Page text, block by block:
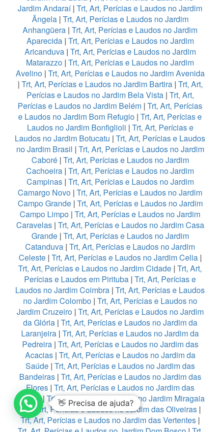
Jardim Andaraí| Trt, Art, Perícias e Laudos no Jardim
Ângela| Trt, Art, Perícias e Laudos no Jardim
Anhangüera | Trt, Art, Perícias e Laudos no Jardim
Aparecida| Trt, Art, Perícias e Laudos no Jardim
Aricanduva| Trt, Art, Perícias e Laudos no Jardim
Matarazzo | Trt, Art, Perícias e Laudos no Jardim
Avelino| Trt, Art, Perícias e Laudos no Jardim Avenida
| Trt, Art, Perícias e Laudos no Jardim Bartira| Trt, Art,
Perícias e Laudos no Jardim Bela Vista| Trt, Art,
Perícias e Laudos no Jardim Belém | Trt, Art, Perícias
e Laudos no Jardim Bom Refugio | Trt, Art, Perícias e
Laudos no Jardim Bonfiglioli | Trt, Art, Perícias e
Laudos no Jardim Botucatu | Trt, Art, Perícias e Laudos
no Jardim Brasil | Trt, Art, Perícias e Laudos no Jardim
Caboré| Trt, Art, Perícias e Laudos no Jardim
Cachoeira | Trt, Art, Perícias e Laudos no Jardim
Campinas| Trt, Art, Perícias e Laudos no Jardim
Camargo Novo | Trt, Art, Perícias e Laudos no Jardim
Campo Grande| Trt, Art, Perícias e Laudos no Jardim
Campo Limpo | Trt, Art, Perícias e Laudos no Jardim
Caravelas| Trt, Art, Perícias e Laudos no Jardim Casa
Grande| Trt, Art, Perícias e Laudos no Jardim
Catanduva | Trt, Art, Perícias e Laudos no Jardim
Celeste| Trt, Art, Perícias e Laudos no Jardim Celia|
Trt, Art, Perícias e Laudos no Jardim Cidade | Trt, Art,
Perícias e Laudos em Pirituba | Trt, Art, Perícias e
Laudos no Jardim Coimbra | Trt, Art, Perícias e Laudos
no Jardim Colombo| Trt, Art, Perícias e Laudos no
Jardim Cruzeiro| Trt, Art, Perícias e Laudos no Jardim
da Glória| Trt, Art, Perícias e Laudos no Jardim da
Laranjeira | Trt, Art, Perícias e Laudos no Jardim da
Pedreira| Trt, Art, Perícias e Laudos no Jardim das
Acacias| Trt, Art, Perícias e Laudos no Jardim da
Saúde| Trt, Art, Perícias e Laudos no Jardim das
Bandeiras| Trt, Art, Perícias e Laudos no Jardim das
Flores| Trt, Art, Perícias e Laudos no Jardim das
Graças| Trt, Art, Perícias e Laudos no Jardim Miragaia
|Trt, Art, Perícias e Laudos no Jardim das Oliveiras|
Trt, Art, Perícias e Laudos no Jardim das Vertentes|
👋 Precisa de ajuda?